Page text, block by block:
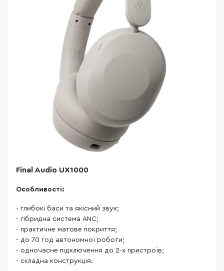
Final Audio UX1000
Особливості:
- глибокі баси та якісний звук;
- гібридна система ANC;
- практичне матове покриття;
- до 70 год автономної роботи;
- одночасне підключення до 2-х пристроїв;
- складна конструкція.